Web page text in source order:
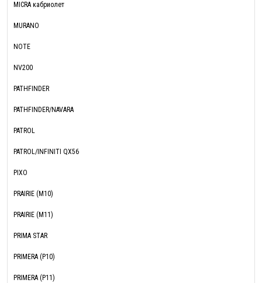
MICRA кабриолет
MURANO
NOTE
NV200
PATHFINDER
PATHFINDER/NAVARA
PATROL
PATROL/INFINITI QX56
PIXO
PRAIRIE (M10)
PRAIRIE (M11)
PRIMA STAR
PRIMERA (P10)
PRIMERA (P11)